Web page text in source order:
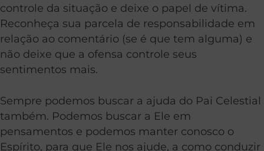
controle da situação e deixe o papel de vítima.
Reconheça sua parcela de responsabilidade em
relação ao comentário (se é que tem alguma) e
não deixe que a ofensa controle seus
sentimentos mais.
Sempre podemos buscar a ajuda do Pai Celestial
também. Podemos buscar a Ele em
pensamentos e podemos manter conosco o
Espírito, para que Ele nos ajude, a como conduzir